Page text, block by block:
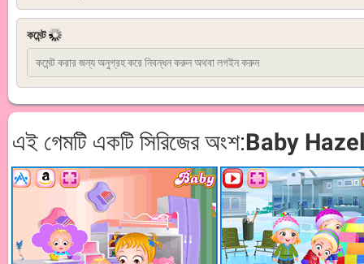
কমেন্ট
এই গেমটি একটি সিরিজের অংশ:Baby